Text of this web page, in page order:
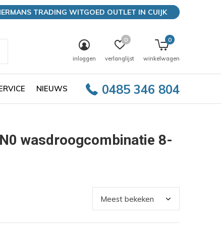
NIEUWS 0485 346 804
inloggen verlanglijst
0
winkelwagen
0
TRADING WITGOED OUTLET IN CUIJK
wasdroogcombinatie 8-